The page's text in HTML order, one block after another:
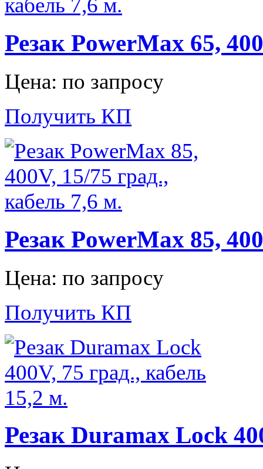
Резак PowerMax 65,
Цена: по запросу
Получить КП
Резак PowerMax 85,
Цена: по запросу
Получить КП
Резак Duramax Lock